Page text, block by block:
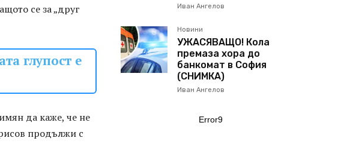
се за „друг
глупост е
да каже, че не
продължи с
Иван Ангелов
Новини
УЖАСЯВАЩО! Кола
премаза хора до
банкомат в София
(СНИМКА)
Иван Ангелов
Error9